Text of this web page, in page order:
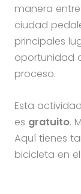
manera
ciudad
principales
oportunidad
proceso.
Esta
es gratuito.
Aquí tienes
bicicleta en